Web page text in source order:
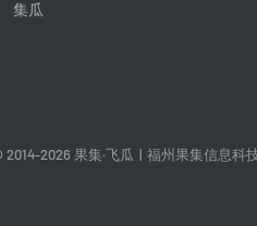
集瓜
2026 果集·飞瓜 福州果集信息科